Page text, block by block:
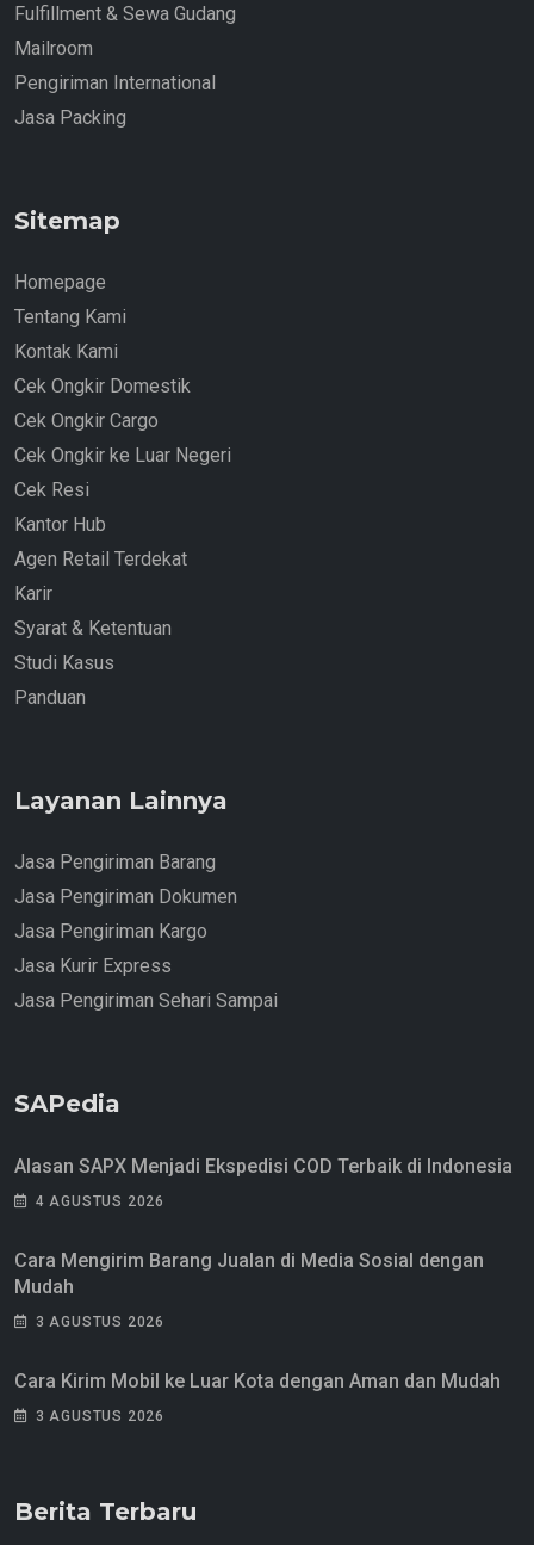
Fulfillment & Sewa Gudang
Mailroom
Pengiriman International
Jasa Packing
Sitemap
Homepage
Tentang Kami
Kontak Kami
Cek Ongkir Domestik
Cek Ongkir Cargo
Cek Ongkir ke Luar Negeri
Cek Resi
Kantor Hub
Agen Retail Terdekat
Karir
Syarat & Ketentuan
Studi Kasus
Panduan
Layanan Lainnya
Jasa Pengiriman Barang
Jasa Pengiriman Dokumen
Jasa Pengiriman Kargo
Jasa Kurir Express
Jasa Pengiriman Sehari Sampai
SAPedia
Alasan SAPX Menjadi Ekspedisi COD Terbaik di Indonesia
4 AGUSTUS 2026
Cara Mengirim Barang Jualan di Media Sosial dengan
Mudah
3 AGUSTUS 2026
Cara Kirim Mobil ke Luar Kota dengan Aman dan Mudah
3 AGUSTUS 2026
Berita Terbaru